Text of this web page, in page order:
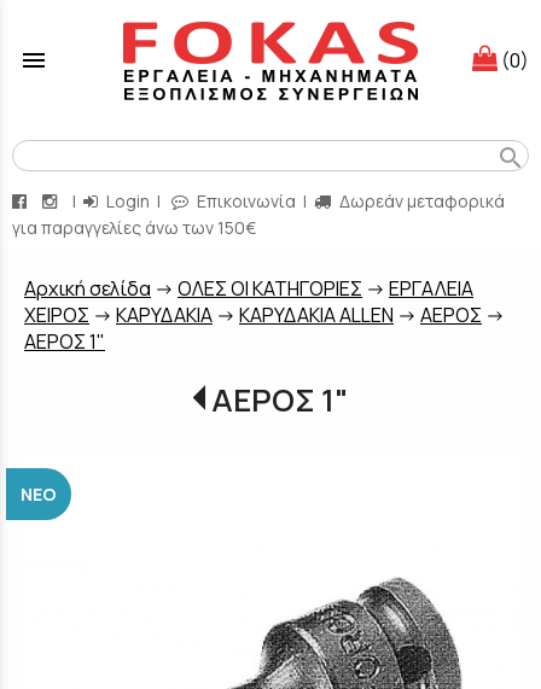
menu (0)
search
| Login | Επικοινωνία |
Δωρεάν μεταφορικά
για παραγγελίες άνω των 150€
Aρχική σελίδα -> ΟΛΕΣ ΟΙ ΚΑΤΗΓΟΡΙΕΣ -> ΕΡΓΑΛΕΙΑ
ΧΕΙΡΟΣ -> ΚΑΡΥΔΑΚΙΑ -> ΚΑΡΥΔΑΚΙΑ ALLEN -> ΑΕΡΟΣ ->
ΑΕΡΟΣ 1"
ΑΕΡΟΣ 1"
ΝΈΟ